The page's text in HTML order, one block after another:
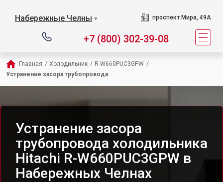
Набережные Челны ▼ проспект Мира, 49А
+7 (800) 302-39-08
Главная / Холодильник / R-W660PUC3GPW /
Устранение засора трубопровода
Устранение засора
трубопровода холодильника
Hitachi R-W660PUC3GPW в
Набережных Челнах